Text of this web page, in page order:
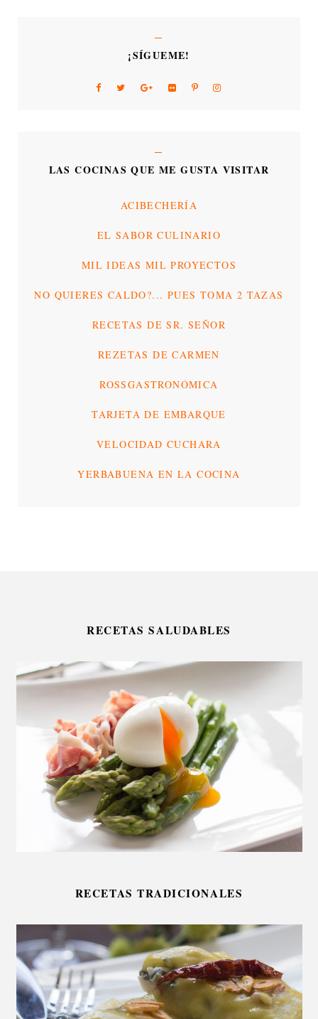
¡SÍGUEME!
LAS COCINAS QUE ME GUSTA VISITAR
ACIBECHERÍA
EL SABOR CULINARIO
MIL IDEAS MIL PROYECTOS
NO QUIERES CALDO?... PUES TOMA 2 TAZAS
RECETAS DE SR. SEÑOR
REZETAS DE CARMEN
ROSSGASTRONÓMICA
TARJETA DE EMBARQUE
VELOCIDAD CUCHARA
YERBABUENA EN LA COCINA
RECETAS SALUDABLES
RECETAS TRADICIONALES